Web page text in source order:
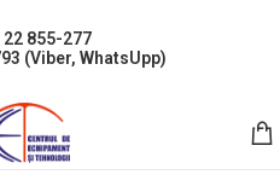
22 855-277
(Viber, WhatsUpp)